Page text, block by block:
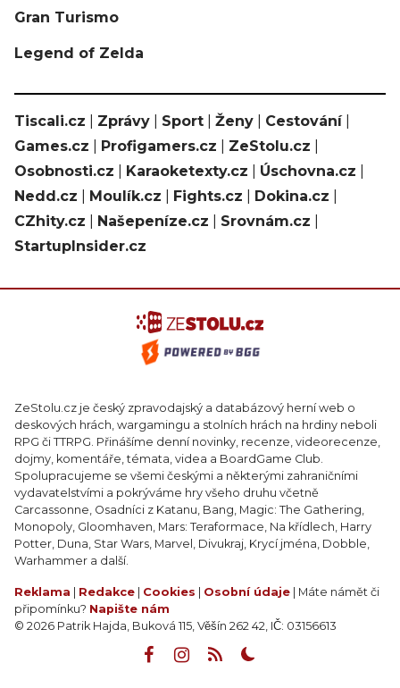
Gran Turismo
Legend of Zelda
Tiscali.cz Zprávy Sport Ženy Cestování|
Games.cz
Profigamers.cz ZeStolu.cz
Osobnosti.cz
Karaoketexty.cz Úschovna.cz
Nedd.cz
Moulík.cz Fights.cz Dokina.cz
CZhity.cz
Našepeníze.cz Srovnám.cz
StartupInsider.cz
ZeStolu.cz je český zpravodajský a databázový herní web o
deskových hrách, wargamingu a stolních hrách na hrdiny neboli
RPG či TTRPG. Přinášíme denní novinky, recenze, videorecenze,
dojmy, komentáře, témata, videa a BoardGame Club.
Spolupracujeme se všemi českými a některými zahraničními
vydavatelstvími a pokrýváme hry všeho druhu včetně
Carcassonne, Osadníci z Katanu, Bang, Magic: The Gathering,
Monopoly, Gloomhaven, Mars: Teraformace, Na křídlech, Harry
Potter, Duna, Star Wars, Marvel, Divukraj, Krycí jména, Dobble,
Warhammer a další.
Reklama Redakce Cookies Osobní údaje | Máte námět či
připomínku? Napište nám
© 2026 Patrik Hajda, Buková 115, Věšín 262 42, IČ: 03156613